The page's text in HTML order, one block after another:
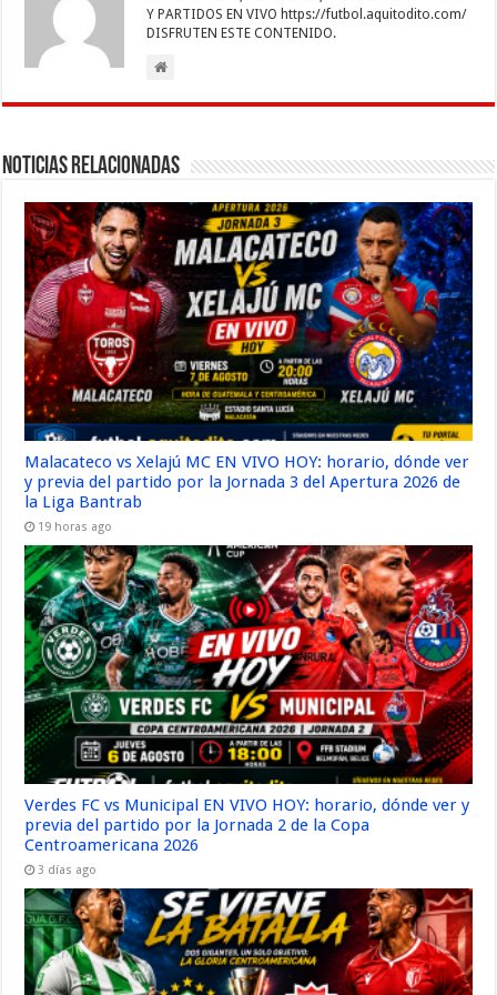
k
Y PARTIDOS EN VIVO https://futbol.aquitodito.com/
DISFRUTEN ESTE CONTENIDO.
Noticias Relacionadas
Malacateco vs Xelajú MC EN VIVO HOY: horario, dónde ver
y previa del partido por la Jornada 3 del Apertura 2026 de
la Liga Bantrab
19 horas ago
Verdes FC vs Municipal EN VIVO HOY: horario, dónde ver y
previa del partido por la Jornada 2 de la Copa
Centroamericana 2026
3 días ago